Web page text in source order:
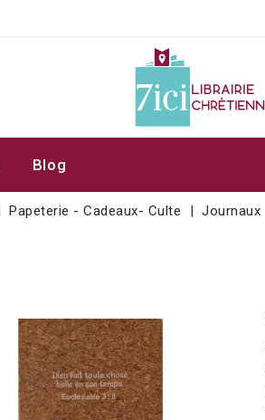
Blog
Papeterie - Cadeaux- Culte Journaux